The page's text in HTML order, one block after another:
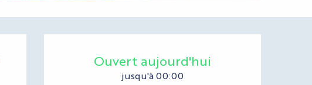
Ouverture et
Ouvert aujourd'hui
jusqu'à 00:00